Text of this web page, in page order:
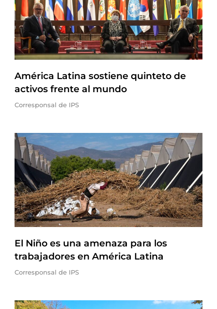
América Latina sostiene quinteto de
activos frente al mundo
Corresponsal de IPS
El Niño es una amenaza para los
trabajadores en América Latina
Corresponsal de IPS